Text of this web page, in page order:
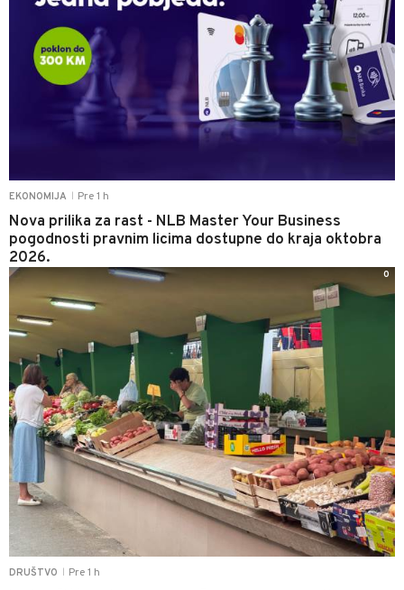
EKONOMIJA Pre 1 h
Nova prilika za rast - NLB Master Your Business
pogodnosti pravnim licima dostupne do kraja oktobra
2026.
DRUŠTVO Pre 1 h
0